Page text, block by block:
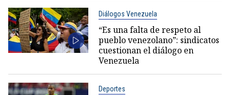
Diálogos Venezuela
“Es una falta de respeto al
pueblo venezolano”: sindicatos
cuestionan el diálogo en
Venezuela
Deportes